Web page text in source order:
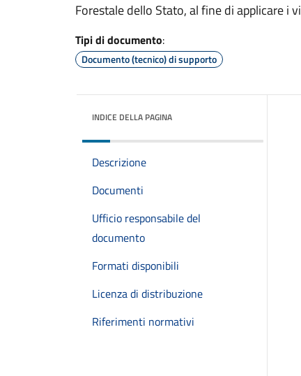
Forestale dello Stato, al fine di applicare i
Tipi di documento:
Documento (tecnico) di supporto
INDICE DELLA PAGINA
Descrizione
Documenti
Ufficio responsabile del
documento
Formati disponibili
Licenza di distribuzione
Riferimenti normativi